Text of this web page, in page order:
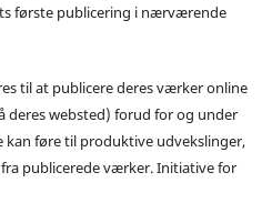
første publicering i nærværende
til at publicere deres værker online
deres websted) forud for og under
kan føre til produktive udvekslinger,
publicerede værker. Initiative for